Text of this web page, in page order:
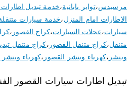
مرسيدس،تواير يابانية،خدمة تبديل
الاطارات امام المنزل،خدمة سيارات
سيارات،عجلات السيارات،كراج القصور ،
متنقل،كراج متنقل القصور ،كراج متنقل
وبنشر ،كهرباء وبنشر القصور ،كهرباء
تبديل اطارات سيارات القصور